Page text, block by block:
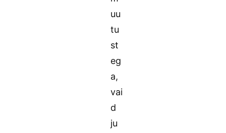
uu
tu
st
eg
a,
vai
d
ju